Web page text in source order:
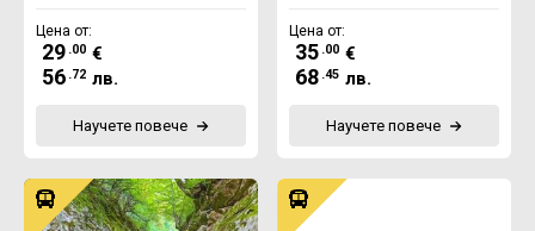
Цена от:
29 .00 €
56 .72 лв.
Научете повече
Цена от:
35 .00 €
68 .45 лв.
Научете повече